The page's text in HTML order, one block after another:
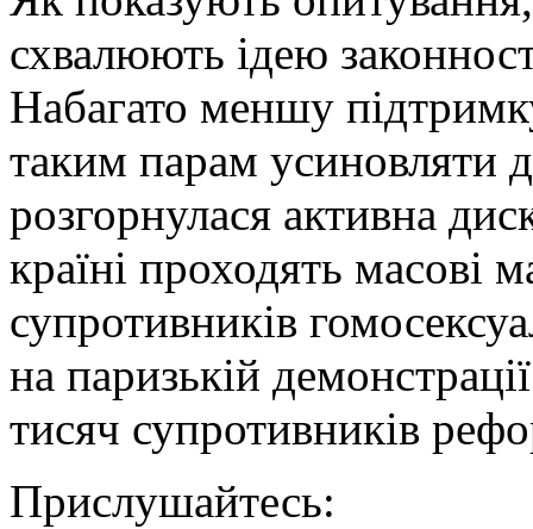
схвалюють ідею
Набагато меншу
таким парам усиновляти
розгорнулася активна
країні проходять масові
супротивників
на паризькій
тисяч супротивників
Прислушайтесь: